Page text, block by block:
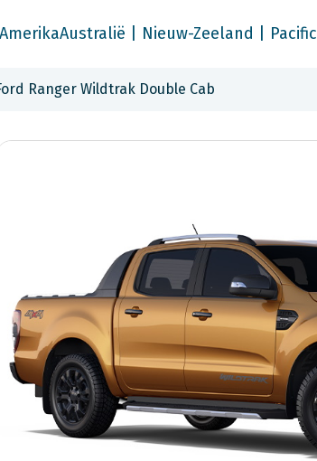
Australië | Nieuw-Zeeland | Pacific
Ranger Wildtrak Double Cab